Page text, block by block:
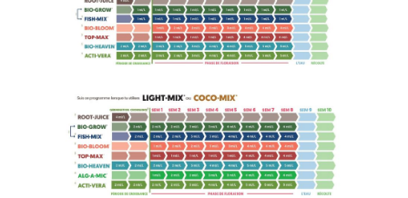
Découvrez les produits du
tableau BioBizz